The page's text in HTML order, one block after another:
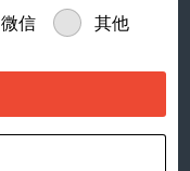
微信 其他